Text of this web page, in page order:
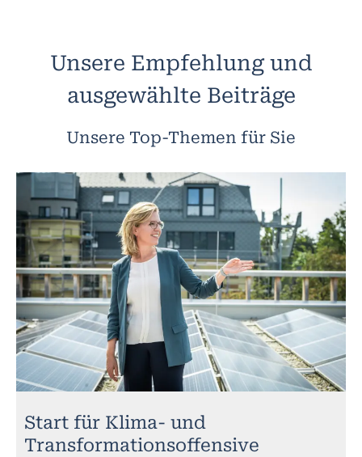
Unsere Empfehlung und
ausgewählte Beiträge
Unsere Top-Themen für Sie
Start für Klima- und
Transformationsoffensive